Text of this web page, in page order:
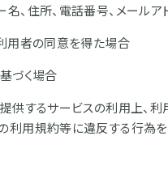
名、住所、電話番号、メー
利用者の同意を得た場合
基づく場合
提供するサービスの利用上
利用規約等に違反する行為